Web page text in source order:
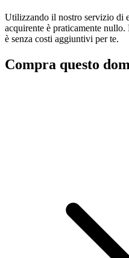
Utilizzando il nostro servizio di
acquirente è praticamente
è senza costi aggiuntivi per te.
Compra questo